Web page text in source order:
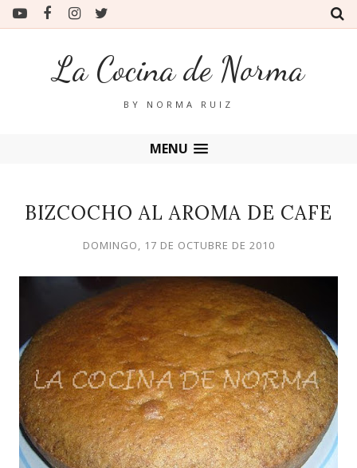
La Cocina de Norma
BY NORMA RUIZ
MENU
BIZCOCHO AL AROMA DE CAFE
DOMINGO, 17 DE OCTUBRE DE 2010